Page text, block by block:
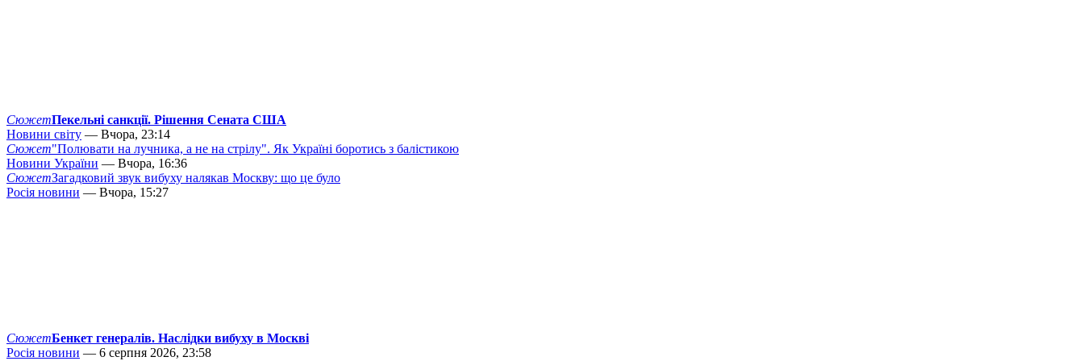
СюжетПекельні санкції. Рішення Сената США
Новини світу — Вчора, 23:14
Сюжет"Полювати на лучника, а не на стрілу". Як Україні боротись з балістикою
Новини України — Вчора, 16:36
СюжетЗагадковий звук вибуху налякав Москву: що це було
Росія новини — Вчора, 15:27
СюжетБенкет генералів. Наслідки вибуху в Москві
Росія новини — 6 серпня 2026, 23:58